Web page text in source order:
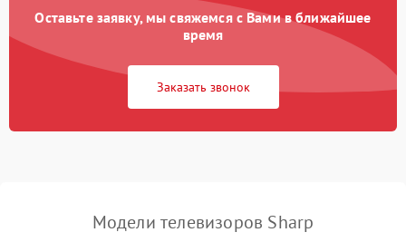
Аудио
Сетевая
Оставьте заявку, мы свяжемся с Вами в ближайшее
время
Заказать звонок
Модели телевизоров Sharp